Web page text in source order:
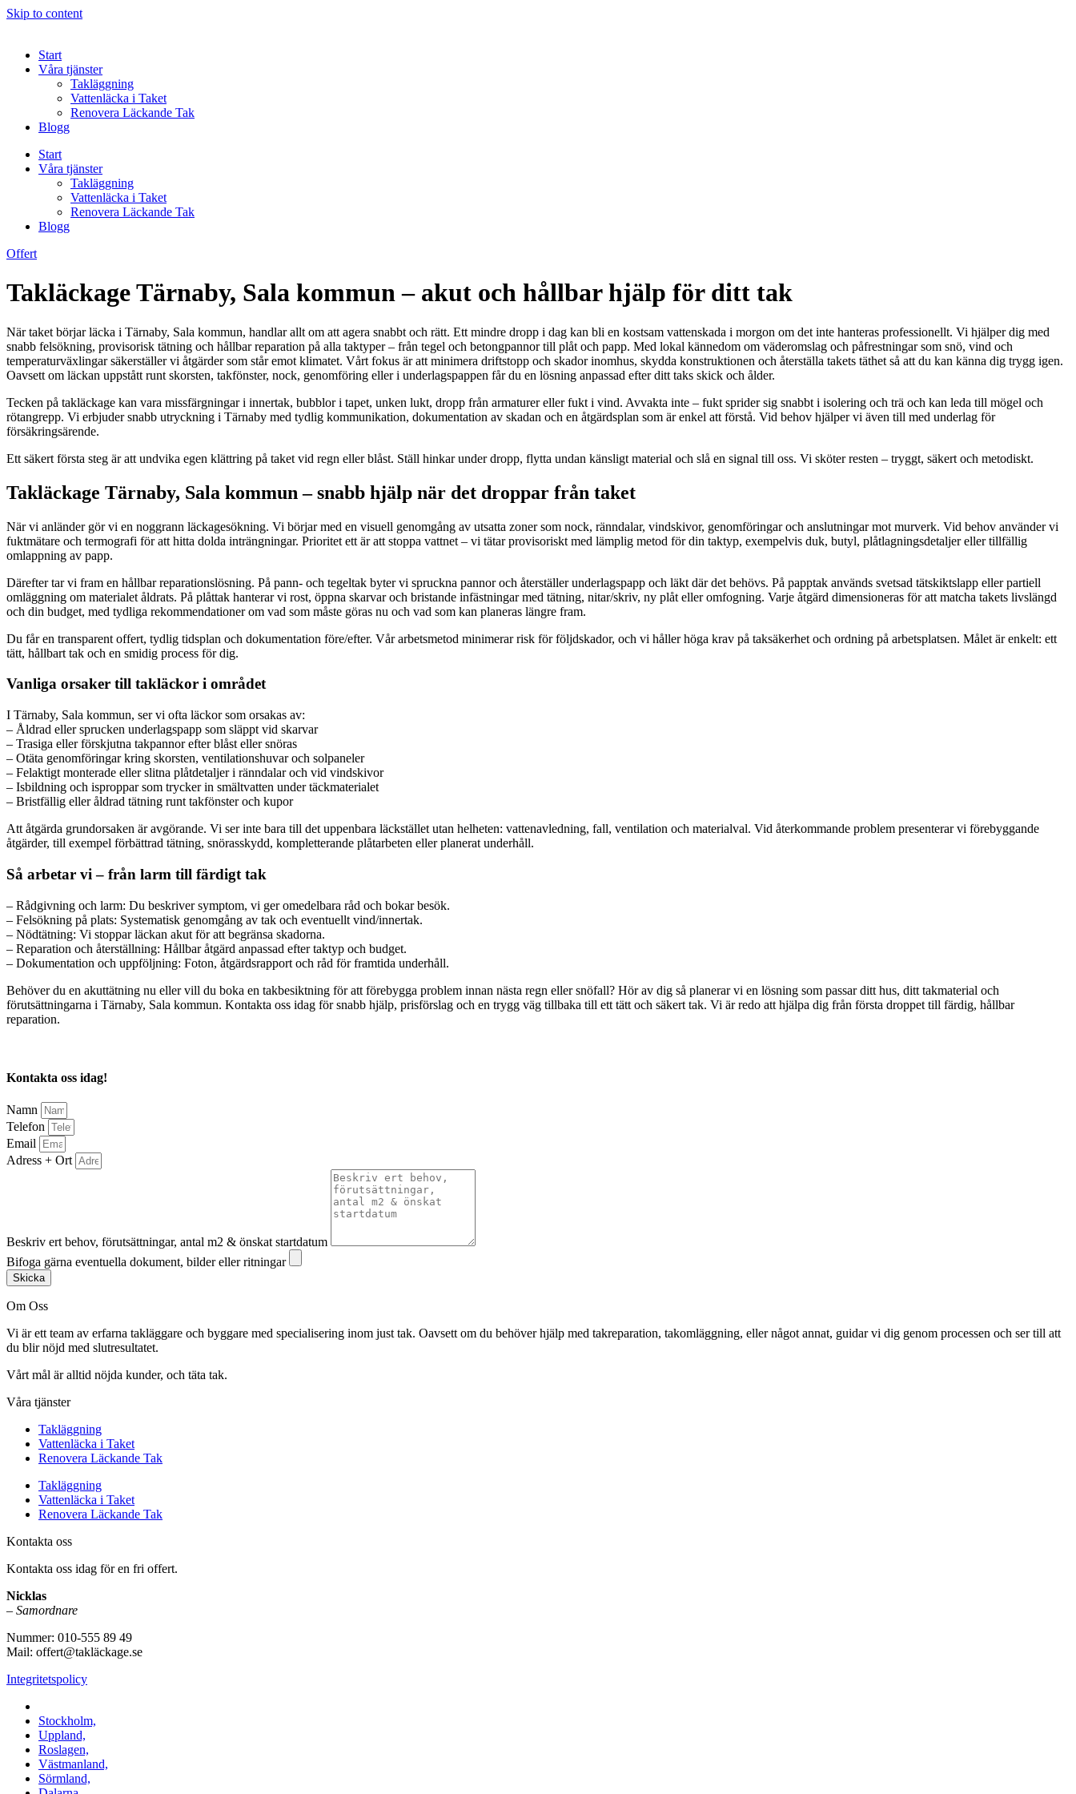
Skip to content
Start
Våra tjänster
Takläggning
Vattenläcka i Taket
Renovera Läckande Tak
Blogg
Start
Våra tjänster
Takläggning
Vattenläcka i Taket
Renovera Läckande Tak
Blogg
Offert
Takläckage Tärnaby, Sala kommun – akut och hållbar hjälp för ditt tak
När taket börjar läcka i Tärnaby, Sala kommun, handlar allt om att agera snabbt och rätt. Ett mindre dropp i dag kan bli en kostsam vattenskada i morgon om det inte hanteras professionellt. Vi hjälper dig med
snabb felsökning, provisorisk tätning och hållbar reparation på alla taktyper – från tegel och betongpannor till plåt och papp. Med lokal kännedom om väderomslag och påfrestningar som snö, vind och
temperaturväxlingar säkerställer vi åtgärder som står emot klimatet. Vårt fokus är att minimera driftstopp och skador inomhus, skydda konstruktionen och återställa takets täthet så att du kan känna dig trygg igen.
Oavsett om läckan uppstått runt skorsten, takfönster, nock, genomföring eller i underlagspappen får du en lösning anpassad efter ditt taks skick och ålder.
Tecken på takläckage kan vara missfärgningar i innertak, bubblor i tapet, unken lukt, dropp från armaturer eller fukt i vind. Avvakta inte – fukt sprider sig snabbt i isolering och trä och kan leda till mögel och
rötangrepp. Vi erbjuder snabb utryckning i Tärnaby med tydlig kommunikation, dokumentation av skadan och en åtgärdsplan som är enkel att förstå. Vid behov hjälper vi även till med underlag för
försäkringsärende.
Ett säkert första steg är att undvika egen klättring på taket vid regn eller blåst. Ställ hinkar under dropp, flytta undan känsligt material och slå en signal till oss. Vi sköter resten – tryggt, säkert och metodiskt.
Takläckage Tärnaby, Sala kommun – snabb hjälp när det droppar från taket
När vi anländer gör vi en noggrann läckagesökning. Vi börjar med en visuell genomgång av utsatta zoner som nock, ränndalar, vindskivor, genomföringar och anslutningar mot murverk. Vid behov använder vi
fuktmätare och termografi för att hitta dolda inträngningar. Prioritet ett är att stoppa vattnet – vi tätar provisoriskt med lämplig metod för din taktyp, exempelvis duk, butyl, plåtlagningsdetaljer eller tillfällig
omlappning av papp.
Därefter tar vi fram en hållbar reparationslösning. På pann- och tegeltak byter vi spruckna pannor och återställer underlagspapp och läkt där det behövs. På papptak används svetsad tätskiktslapp eller partiell
omläggning om materialet åldrats. På plåttak hanterar vi rost, öppna skarvar och bristande infästningar med tätning, nitar/skriv, ny plåt eller omfogning. Varje åtgärd dimensioneras för att matcha takets livslängd
och din budget, med tydliga rekommendationer om vad som måste göras nu och vad som kan planeras längre fram.
Du får en transparent offert, tydlig tidsplan och dokumentation före/efter. Vår arbetsmetod minimerar risk för följdskador, och vi håller höga krav på taksäkerhet och ordning på arbetsplatsen. Målet är enkelt: ett
tätt, hållbart tak och en smidig process för dig.
Vanliga orsaker till takläckor i området
I Tärnaby, Sala kommun, ser vi ofta läckor som orsakas av:
– Åldrad eller sprucken underlagspapp som släppt vid skarvar
– Trasiga eller förskjutna takpannor efter blåst eller snöras
– Otäta genomföringar kring skorsten, ventilationshuvar och solpaneler
– Felaktigt monterade eller slitna plåtdetaljer i ränndalar och vid vindskivor
– Isbildning och isproppar som trycker in smältvatten under täckmaterialet
– Bristfällig eller åldrad tätning runt takfönster och kupor
Att åtgärda grundorsaken är avgörande. Vi ser inte bara till det uppenbara läckstället utan helheten: vattenavledning, fall, ventilation och materialval. Vid återkommande problem presenterar vi förebyggande
åtgärder, till exempel förbättrad tätning, snörasskydd, kompletterande plåtarbeten eller planerat underhåll.
Så arbetar vi – från larm till färdigt tak
– Rådgivning och larm: Du beskriver symptom, vi ger omedelbara råd och bokar besök.
– Felsökning på plats: Systematisk genomgång av tak och eventuellt vind/innertak.
– Nödtätning: Vi stoppar läckan akut för att begränsa skadorna.
– Reparation och återställning: Hållbar åtgärd anpassad efter taktyp och budget.
– Dokumentation och uppföljning: Foton, åtgärdsrapport och råd för framtida underhåll.
Behöver du en akuttätning nu eller vill du boka en takbesiktning för att förebygga problem innan nästa regn eller snöfall? Hör av dig så planerar vi en lösning som passar ditt hus, ditt takmaterial och
förutsättningarna i Tärnaby, Sala kommun. Kontakta oss idag för snabb hjälp, prisförslag och en trygg väg tillbaka till ett tätt och säkert tak. Vi är redo att hjälpa dig från första droppet till färdig, hållbar
reparation.
Kontakta oss idag!
Namn
Telefon
Email
Adress + Ort
Beskriv ert behov, förutsättningar, antal m2 & önskat startdatum
Bifoga gärna eventuella dokument, bilder eller ritningar
Skicka
Om Oss
Vi är ett team av erfarna takläggare och byggare med specialisering inom just tak. Oavsett om du behöver hjälp med takreparation, takomläggning, eller något annat, guidar vi dig genom processen och ser till att
du blir nöjd med slutresultatet.
Vårt mål är alltid nöjda kunder, och täta tak.
Våra tjänster
Takläggning
Vattenläcka i Taket
Renovera Läckande Tak
Takläggning
Vattenläcka i Taket
Renovera Läckande Tak
Kontakta oss
Kontakta oss idag för en fri offert.
Nicklas
– Samordnare
Nummer: 010-555 89 49
Mail: offert@takläckage.se
Integritetspolicy
Stockholm,
Uppland,
Roslagen,
Västmanland,
Sörmland,